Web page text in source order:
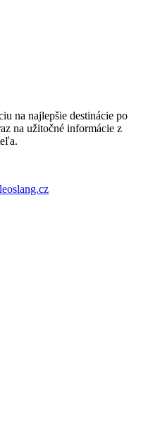
na najlepšie destinácie po
na užitočné informácie z
leoslang.cz